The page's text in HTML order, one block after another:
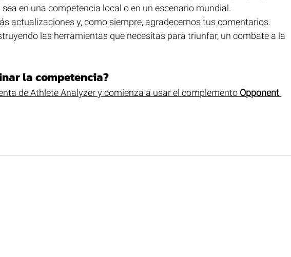
en una competencia local o en un escenario mundial.
actualizaciones y, como siempre, agradecemos tus comentarios.
las herramientas que necesitas para triunfar, un combate a la
la competencia?
de Athlete Analyzer y comienza a usar el complemento Opponent